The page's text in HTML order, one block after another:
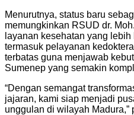
Menurutnya, status baru
memungkinkan RSUD dr.
layanan kesehatan yang
termasuk pelayanan
terbatas guna menjawab
Sumenep yang semakin
“Dengan semangat
jajaran, kami siap menjadi
unggulan di wilayah Madura,”